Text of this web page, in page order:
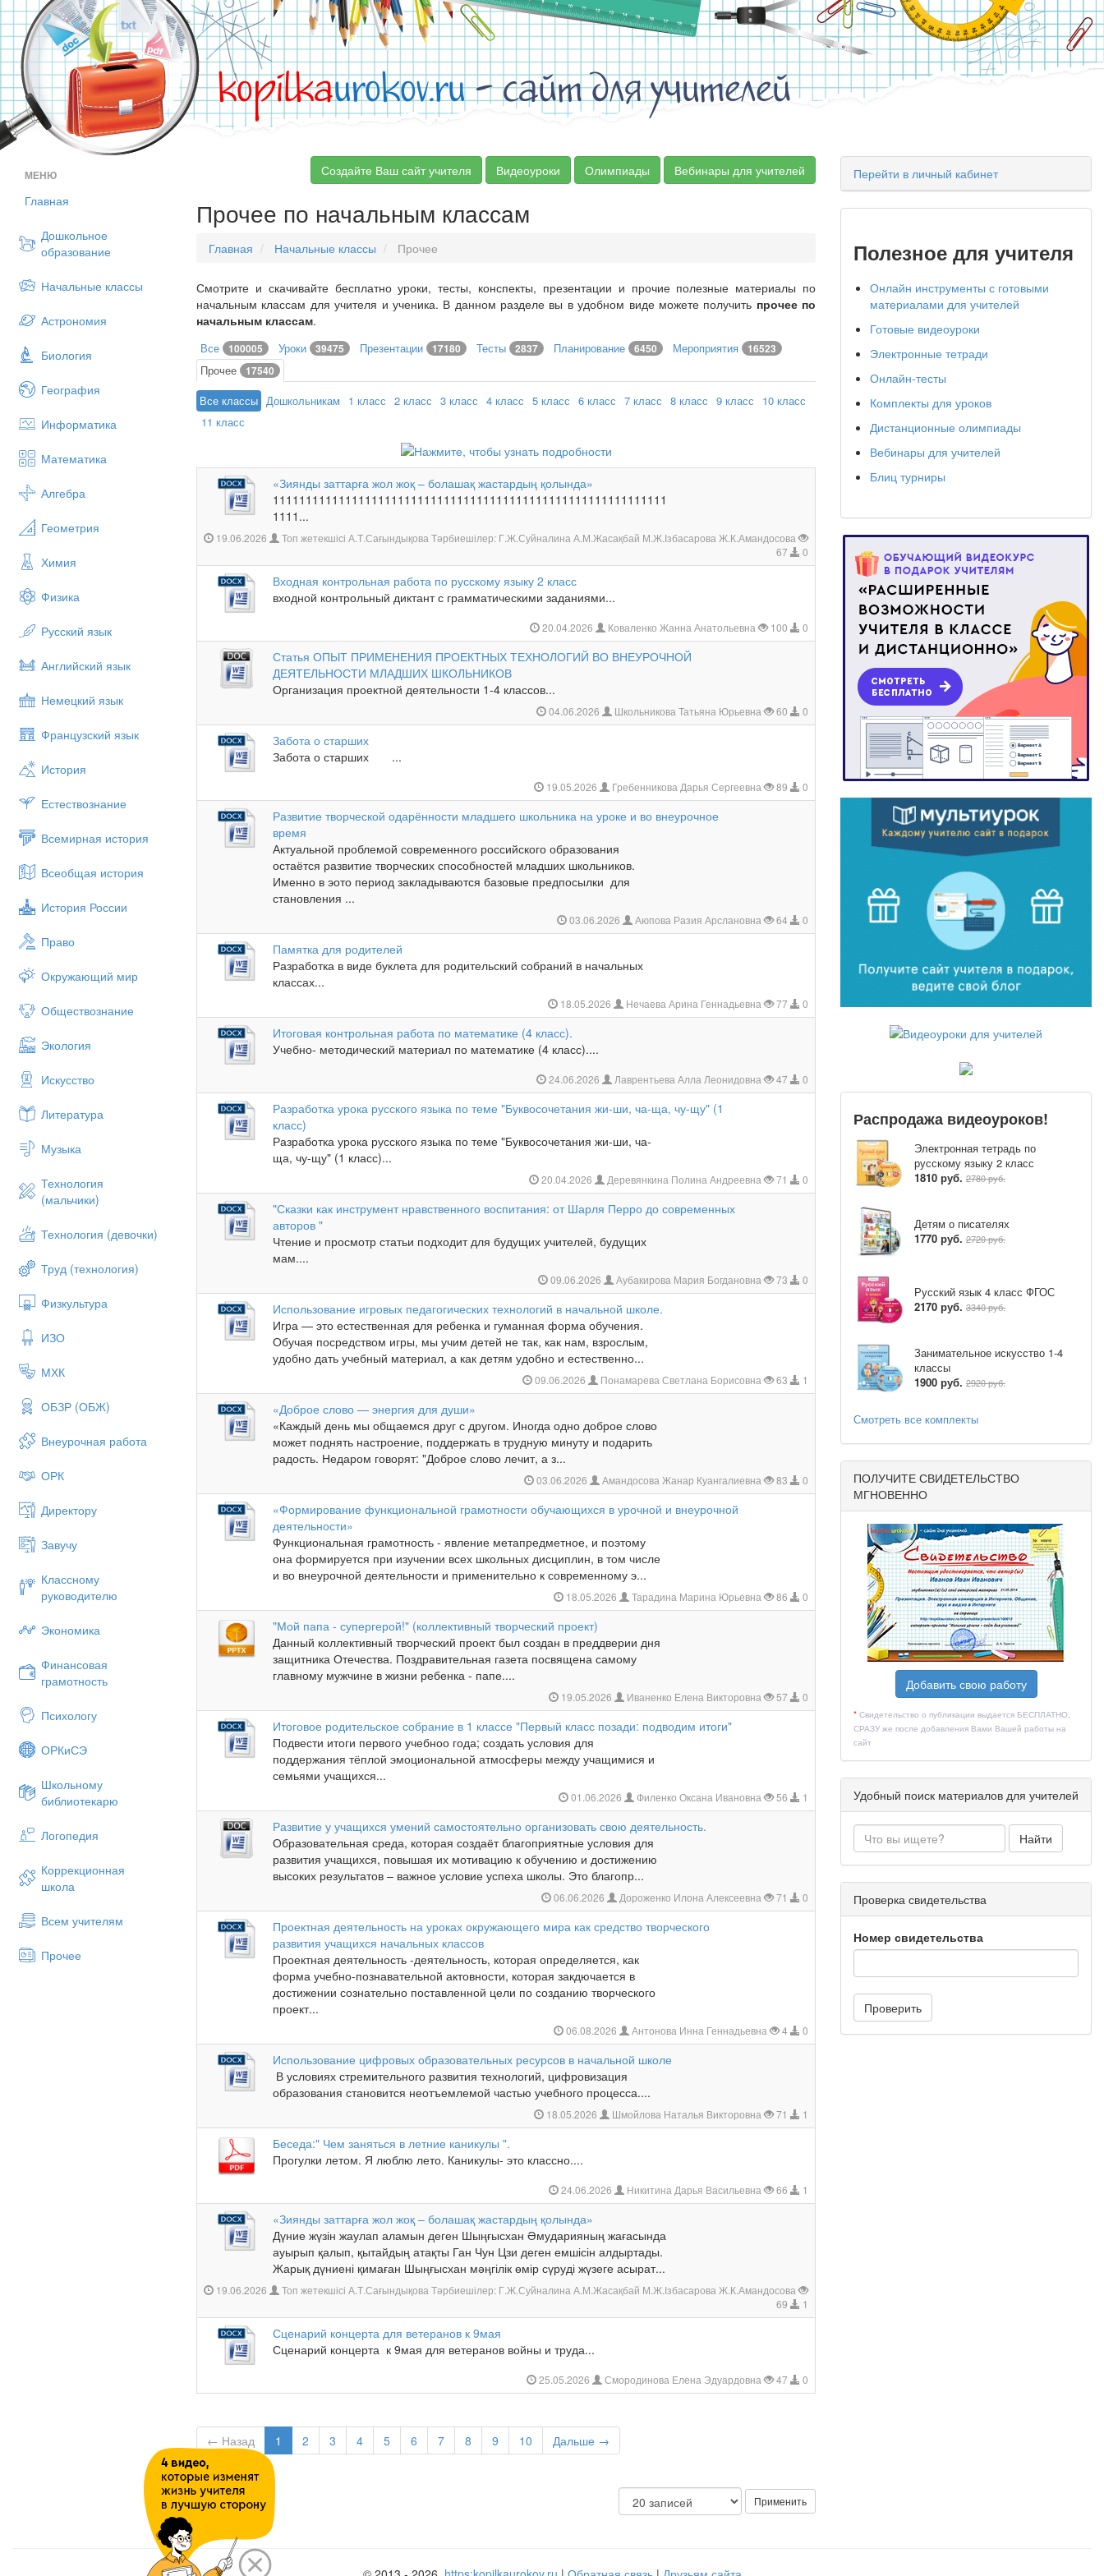
kopilkaurokov.ru- сайт для учителей
МЕНЮ
Главная
Дошкольное
образование
Начальные классы
Астрономия
Биология
География
Информатика
Математика
Алгебра
Геометрия
Химия
Физика
Русский язык
Английский язык
Немецкий язык
Французский язык
История
Естествознание
Всемирная история
Всеобщая история
История России
Право
Окружающий мир
Обществознание
Экология
Искусство
Литература
Музыка
Технология
(мальчики)
Технология (девочки)
Труд (технология)
Физкультура
ИЗО
МХК
ОБЗР (ОБЖ)
Внеурочная работа
ОРК
Директору
Завучу
Классному
руководителю
Экономика
Финансовая
грамотность
Психологу
ОРКиСЭ
Школьному
библиотекарю
Логопедия
Коррекционная
школа
Всем учителям
Прочее
Создайте Ваш сайт учителя Видеоуроки Олимпиады Вебинары для учителей
Прочее по начальным классам
Главная Начальные классы Прочее
Смотрите и скачивайте бесплатно уроки, тесты, конспекты, презентации и прочие полезные материалы по
начальным классам для учителя и ученика. В данном разделе вы в удобном виде можете получить прочее по
начальным классам.
Все 100005 Уроки 39475 Презентации 17180 Тесты 2837 Планирование 6450 Мероприятия 16523
Прочее 17540
Все классы Дошкольникам 1 класс 2 класс 3 класс 4 класс 5 класс 6 класс 7 класс 8 класс 9 класс
10 класс
11 класс
«Зиянды заттарға жол жоқ – болашақ жастардың қолында»
111111111111111111111111111111111111111111111111111111111111
1111...
19.06.2026
Топ жетекшісі А.Т.Сағындықова Тәрбиешілер: Г.Ж.Суйналина А.М.Жасақбай М.Ж.Ізбасарова Ж.К.Амандосова
67
0
Входная контрольная работа по русскому языку 2 класс
входной контрольный диктант с грамматическими заданиями...
20.04.2026 Коваленко Жанна Анатольевна 100 0
Статья ОПЫТ ПРИМЕНЕНИЯ ПРОЕКТНЫХ ТЕХНОЛОГИЙ ВО ВНЕУРОЧНОЙ
ДЕЯТЕЛЬНОСТИ МЛАДШИХ ШКОЛЬНИКОВ
Организация проектной деятельности 1-4 классов...
04.06.2026 Школьникова Татьяна Юрьевна 60 0
Забота о старших
Забота о старших ...
19.05.2026 Гребенникова Дарья Сергеевна 89 0
Развитие творческой одарённости младшего школьника на уроке и во внеурочное
время
Актуальной проблемой современного российского образования
остаётся развитие творческих способностей младших школьников.
Именно в эото период закладываются базовые предпосылки для
становления ...
03.06.2026 Аюпова Разия Арслановна 64 0
Памятка для родителей
Разработка в виде буклета для родительский собраний в начальных
классах...
18.05.2026 Нечаева Арина Геннадьевна 77 0
Итоговая контрольная работа по математике (4 класс).
Учебно- методический материал по математике (4 класс)....
24.06.2026 Лаврентьева Алла Леонидовна 47 0
Разработка урока русского языка по теме "Буквосочетания жи-ши, ча-ща, чу-щу" (1
класс)
Разработка урока русского языка по теме "Буквосочетания жи-ши, ча-
ща, чу-щу" (1 класс)...
20.04.2026 Деревянкина Полина Андреевна 71 0
"Сказки как инструмент нравственного воспитания: от Шарля Перро до современных
авторов "
Чтение и просмотр статьи подходит для будущих учителей, будущих
мам....
09.06.2026 Аубакирова Мария Богдановна 73 0
Использование игровых педагогических технологий в начальной школе.
Игра — это естественная для ребенка и гуманная форма обучения.
Обучая посредством игры, мы учим детей не так, как нам, взрослым,
удобно дать учебный материал, а как детям удобно и естественно...
09.06.2026 Понамарева Светлана Борисовна 63 1
«Доброе слово — энергия для души»
«Каждый день мы общаемся друг с другом. Иногда одно доброе слово
может поднять настроение, поддержать в трудную минуту и подарить
радость. Недаром говорят: "Доброе слово лечит, а з...
03.06.2026 Амандосова Жанар Куангалиевна 83 0
«Формирование функциональной грамотности обучающихся в урочной и внеурочной
деятельности»
Функциональная грамотность - явление метапредметное, и поэтому
она формируется при изучении всех школьных дисциплин, в том числе
и во внеурочной деятельности и применительно к современному э...
18.05.2026 Тарадина Марина Юрьевна 86 0
"Мой папа - супергерой!" (коллективный творческий проект)
Данный коллективный творческий проект был создан в преддверии дня
защитника Отечества. Поздравительная газета посвящена самому
главному мужчине в жизни ребенка - папе....
19.05.2026 Иваненко Елена Викторовна 57 0
Итоговое родительское собрание в 1 классе "Первый класс позади: подводим итоги"
Подвести итоги первого учебноо года; создать условия для
поддержания тёплой эмоциональной атмосферы между учащимися и
семьями учащихся...
01.06.2026 Филенко Оксана Ивановна 56 1
Развитие у учащихся умений самостоятельно организовать свою деятельность.
Образовательная среда, которая создаёт благоприятные условия для
развития учащихся, повышая их мотивацию к обучению и достижению
высоких результатов – важное условие успеха школы. Это благопр...
06.06.2026 Дороженко Илона Алексеевна 71 0
Проектная деятельность на уроках окружающего мира как средство творческого
развития учащихся начальных классов
Проектная деятельность -деятельность, которая определяется, как
форма учебно-познавательной актовности, которая закдючается в
достижении сознательно поставленной цели по созданию творческого
проект...
06.08.2026 Антонова Инна Геннадьевна 4 0
Использование цифровых образовательных ресурсов в начальной школе
В условиях стремительного развития технологий, цифровизация
образования становится неотъемлемой частью учебного процесса....
18.05.2026 Шмойлова Наталья Викторовна 71 1
Беседа:" Чем заняться в летние каникулы ".
Прогулки летом. Я люблю лето. Каникулы- это классно....
24.06.2026 Никитина Дарья Васильевна 66 1
«Зиянды заттарға жол жоқ – болашақ жастардың қолында»
Дүние жүзін жаулап аламын деген Шыңғысхан Әмударияның жағасында
ауырып қалып, қытайдың атақты Ган Чун Цзи деген емшісін алдыртады.
Жарық дүниені қимаған Шыңғысхан мәңгілік өмір сүруді жүзеге асырат...
19.06.2026
Топ жетекшісі А.Т.Сағындықова Тәрбиешілер: Г.Ж.Суйналина А.М.Жасақбай М.Ж.Ізбасарова Ж.К.Амандосова
69
1
Сценарий концерта для ветеранов к 9мая
Сценарий концерта к 9мая для ветеранов войны и труда...
25.05.2026 Смородинова Елена Эдуардовна 47 0
← Назад 1 2 3 4 5 6 7 8 9 10 Дальше →
Применить
Перейти в личный кабинет
Полезное для учителя
Онлайн инструменты с готовыми
материалами для учителей
Готовые видеоуроки
Электронные тетради
Онлайн-тесты
Комплекты для уроков
Дистанционные олимпиады
Вебинары для учителей
Блиц турниры
Распродажа видеоуроков!
Электронная тетрадь по
русскому языку 2 класс
1810 руб. 2780 руб.
Детям о писателях
1770 руб. 2720 руб.
Русский язык 4 класс ФГОС
2170 руб. 3340 руб.
Занимательное искусство 1-4
классы
1900 руб. 2920 руб.
Смотреть все комплекты
ПОЛУЧИТЕ СВИДЕТЕЛЬСТВО
МГНОВЕННО
Добавить свою работу
* Свидетельство о публикации выдается БЕСПЛАТНО,
СРАЗУ же после добавления Вами Вашей работы на
сайт
Удобный поиск материалов для учителей
Найти
Проверка свидетельства
Номер свидетельства
Проверить